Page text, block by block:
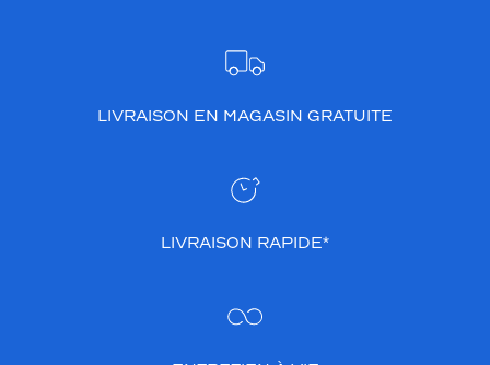
LIVRAISON EN MAGASIN GRATUITE
LIVRAISON RAPIDE*